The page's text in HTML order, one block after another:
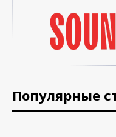
Популярные